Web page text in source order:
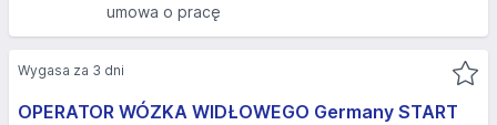
umowa o pracę
OPERATOR WÓZKA WIDŁOWEGO Germany START
Wygasa za 3 dni